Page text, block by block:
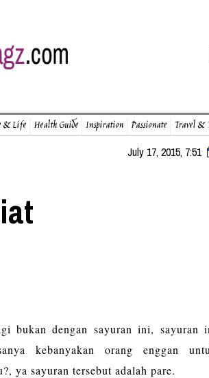
& Life Health Guide Inspiration Passionate Travel &
July 17, 2015, 7:51
bukan dengan sayuran ini, sayuran
kebanyakan orang enggan
ya sayuran tersebut adalah pare.